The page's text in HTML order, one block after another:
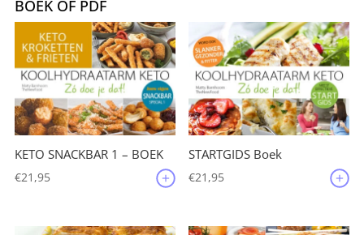
€88,00.€44,00.
BOEK OF PDF
KETO SNACKBAR 1 – BOEK
€21,95
STARTGIDS Boek
€21,95